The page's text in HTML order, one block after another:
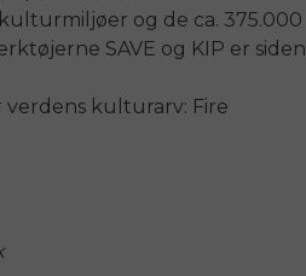
og de ca. 375.000
SAVE og KIP er siden
verdens kulturarv: Fire